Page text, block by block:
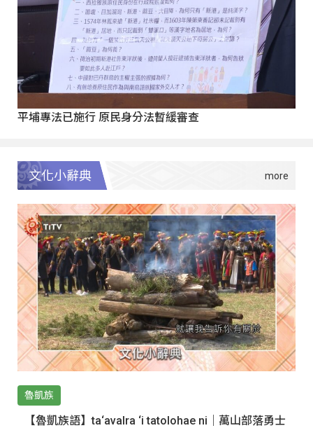
平埔專法已施行 原民身分法暫緩審查
文化小辭典
魯凱族
【魯凱族語】ta‘avalra ‘i tatolohae ni｜萬山部落勇士